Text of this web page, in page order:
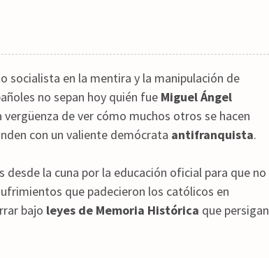
socialista en la mentira y la manipulación de
no sepan hoy quién fue Miguel Ángel
vergüenza de ver cómo muchos otros se hacen
con un valiente demócrata antifranquista.
la cuna por la educación oficial para que no
que padecieron los católicos en
bajo leyes de Memoria Histórica que persigan